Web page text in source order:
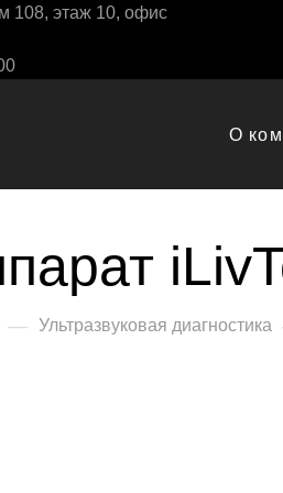
108, этаж 10, офис
О
— Ультразвуковая диагностика